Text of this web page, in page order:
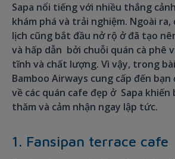
Sapa nổi tiếng với nhiều thắng
khám phá và trải nghiệm. Ngoài ra,
lịch cũng bắt đầu nở rộ ở đã tạo
và hấp dẫn bởi chuỗi quán cà phê
tĩnh và chất lượng. Vì vậy, trong
Bamboo Airways cung cấp đến
về các quán cafe đẹp ở Sapa khiến
thăm và cảm nhận ngay lập tức.
1. Fansipan terrace cafe